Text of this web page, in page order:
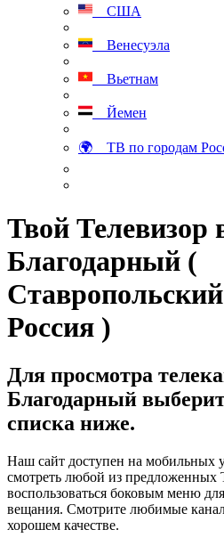
США
Венесуэла
Вьетнам
Йемен
🌍 ТВ по городам
Твой Телевизор
Благодарный (
Россия )
Для просмотра
Благодарный
списка ниже.
Наш сайт доступен на мобильных
смотреть любой из предложенных
воспользоваться боковым меню
вещания. Смотрите любимые
хорошем качестве.